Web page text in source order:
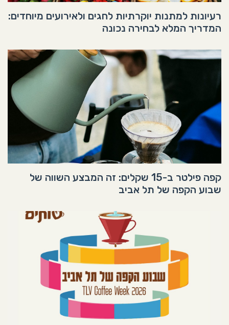
רעיונות למתנות יוקרתיות לחגים ולאירועים מיוחדים:
המדריך המלא לבחירה נכונה
קפה פילטר ב-15 שקלים: זה המבצע השווה של
שבוע הקפה של תל אביב